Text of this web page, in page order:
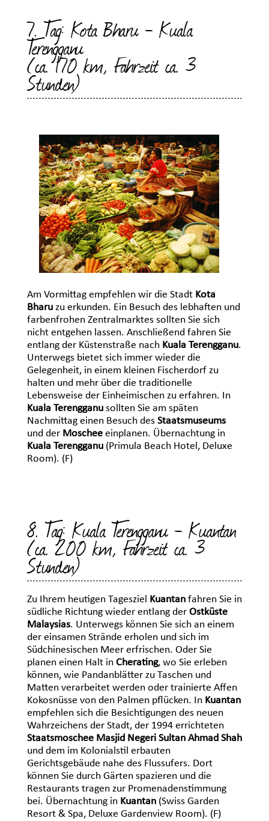
7. Tag: Kota Bharu - Kuala
Terengganu
(ca. 170 km, Fahrzeit ca. 3
Stunden)
Am Vormittag empfehlen wir die Stadt Kota
Bharuzu erkunden. Ein Besuch des lebhaften und
farbenfrohen Zentralmarktes sollten Sie sich
nicht entgehen lassen. Anschließend fahren Sie
entlang der Küstenstraße nach Kuala Terengganu.
Unterwegs bietet sich immer wieder die
Gelegenheit, in einem kleinen Fischerdorf zu
halten und mehr über die traditionelle
Lebensweise der Einheimischen zu erfahren. In
Kuala Terengganusollten Sie am späten
Nachmittag einen Besuch des Staatsmuseums
und der Moscheeeinplanen. Übernachtung in
Kuala Terengganu(Primula Beach Hotel, Deluxe
Room). (F)
8. Tag: Kuala Terengganu - Kuantan
(ca. 200 km, Fahrzeit ca. 3
Stunden)
Zu Ihrem heutigen Tagesziel Kuantanfahren Sie in
südliche Richtung wieder entlang der Ostküste
Malaysias. Unterwegs können Sie sich an einem
der einsamen Strände erholen und sich im
Südchinesischen Meer erfrischen. Oder Sie
planen einen Halt in Cherating, wo Sie erleben
können, wie Pandanblätter zu Taschen und
Matten verarbeitet werden oder trainierte Affen
Kokosnüsse von den Palmen pflücken. In Kuantan
empfehlen sich die Besichtigungen des neuen
Wahrzeichens der Stadt, der 1994 errichteten
Staatsmoschee Masjid Negeri Sultan Ahmad Shah
und dem im Kolonialstil erbauten
Gerichtsgebäude nahe des Flussufers. Dort
können Sie durch Gärten spazieren und die
Restaurants tragen zur Promenadenstimmung
bei. Übernachtung in Kuantan(Swiss Garden
Resort & Spa, Deluxe Gardenview Room). (F)